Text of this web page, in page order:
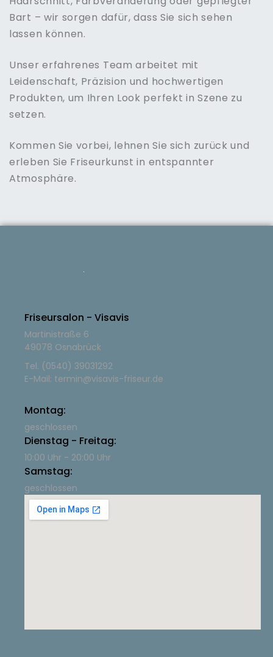
Bart – wir sorgen dafür, dass Sie sich sehen
lassen können.
Unser erfahrenes Team arbeitet mit
Leidenschaft, Präzision und hochwertigen
Produkten, um Ihren Look perfekt in Szene zu
setzen.
Kommen Sie vorbei, lehnen Sie sich zurück und
erleben Sie Friseurkunst in entspannter
Atmosphäre.
Friseursalon - Visavis
Martinistraße 6
49078 Osnabrück
Tel. (0540) 39031292
E-Mail: termin@visavis-friseur.de
Montag:
geschlossen
Dienstag - Freitag:
10:00 Uhr - 20:00 Uhr
Samstag:
geschlossen